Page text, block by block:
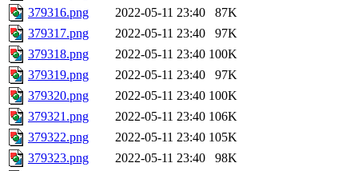
379316.png
2022-05-11 23:40
87K
379317.png
2022-05-11 23:40
97K
379318.png
2022-05-11 23:40 100K
379319.png
2022-05-11 23:40
97K
379320.png
2022-05-11 23:40 100K
379321.png
2022-05-11 23:40 106K
379322.png
2022-05-11 23:40 105K
379323.png
2022-05-11 23:40
98K